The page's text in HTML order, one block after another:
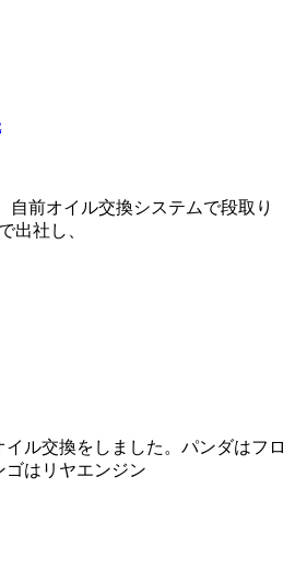
自前オイル交換システムで段取り
出社し、
ル交換をしました。パンダはフロ
ゴはリヤエンジン